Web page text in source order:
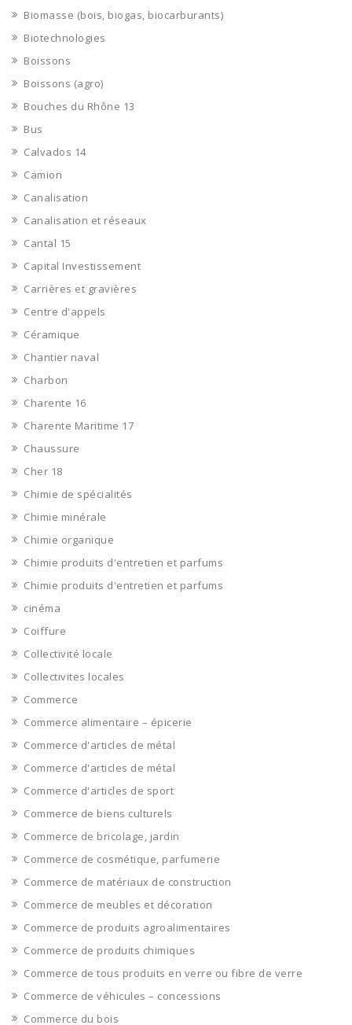
Biomasse (bois, biogas, biocarburants)
Biotechnologies
Boissons
Boissons (agro)
Bouches du Rhône 13
Bus
Calvados 14
Camion
Canalisation
Canalisation et réseaux
Cantal 15
Capital Investissement
Carrières et gravières
Centre d'appels
Céramique
Chantier naval
Charbon
Charente 16
Charente Maritime 17
Chaussure
Cher 18
Chimie de spécialités
Chimie minérale
Chimie organique
Chimie produits d'entretien et parfums
Chimie produits d'entretien et parfums
cinéma
Coiffure
Collectivité locale
Collectivites locales
Commerce
Commerce alimentaire – épicerie
Commerce d'articles de métal
Commerce d'articles de métal
Commerce d'articles de sport
Commerce de biens culturels
Commerce de bricolage, jardin
Commerce de cosmétique, parfumerie
Commerce de matériaux de construction
Commerce de meubles et décoration
Commerce de produits agroalimentaires
Commerce de produits chimiques
Commerce de tous produits en verre ou fibre de verre
Commerce de véhicules – concessions
Commerce du bois